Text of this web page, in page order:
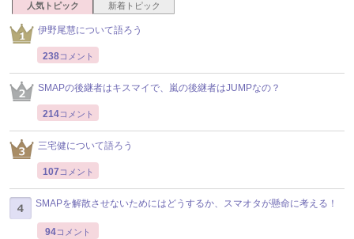
人気トピック 新着トピック
伊野尾慧について語ろう
238コメント
SMAPの後継者はキスマイで、嵐の後継者はJUMPなの？
214コメント
三宅健について語ろう
107 コメント
SMAPを解散させないためにはどうするか、スマオタが懸命に考える！
94コメント